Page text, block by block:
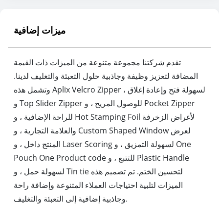
ميزات إضافية
تقدم شركتنا مجموعة متنوعة من الميزات ذات القيمة
المضافة لتعزيز وظيفة وجاذبية حلول التعبئة والتغليف لدينا.
وتشمل هذه Aplix Velcro Zipper لسهولة فتح وإعادة إغلاق ،
و Top Slider Zipper للوصول المريح ، و Pocket Zipper
للراحة الإضافية ، و Hot Stamping Foil لأغراض الزخرفة
والعلامة التجارية ، و Custom Shaped Window لعرض
المنتج داخل ، و Laser Scoring لسهولة التمزيق ، و One
Pouch One Product code للتتبع ، و Plastic Handle
لسهولة حمل ، و Tin tie لتحسين الختم. تم تصميم هذه
الميزات لتلبية احتياجات العملاء المتنوعة وإضافة راحة
وجاذبية إضافية إلى التعبئة والتغليف.